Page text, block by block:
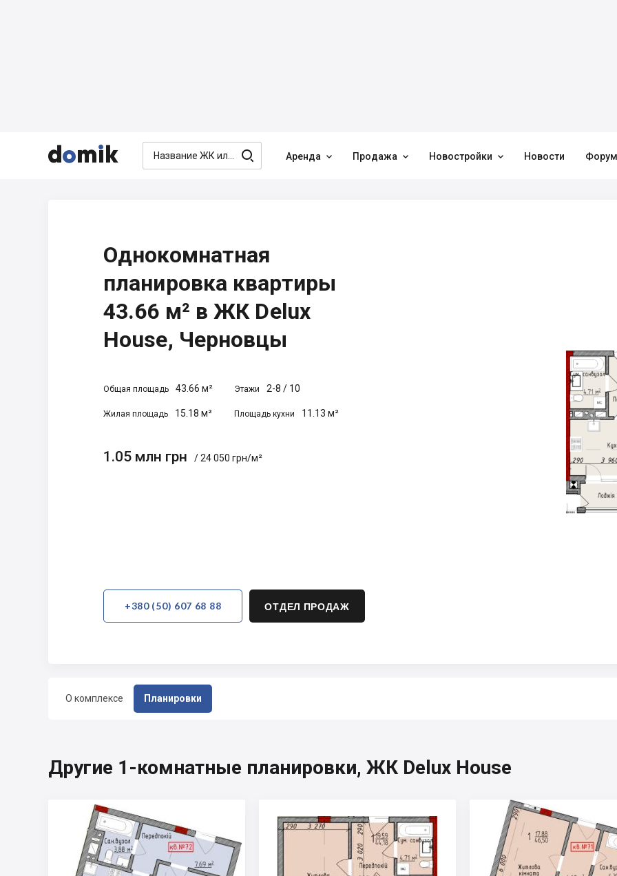


  Аренда  Продажа  Новостройки  Новости Форум
О комплексе Планировки
Однокомнатная
планировка квартиры
43.66 м² в ЖК Delux
House, Черновцы
Общая площадь 43.66 м² Этажи 2-8 / 10
Жилая площадь 15.18 м² Площадь кухни 11.13 м²
1.05 млн грн / 24 050 грн/м²
+380 (50) 607 68 88 ОТДЕЛ ПРОДАЖ
Другие 1-комнатные планировки, ЖК Delux House